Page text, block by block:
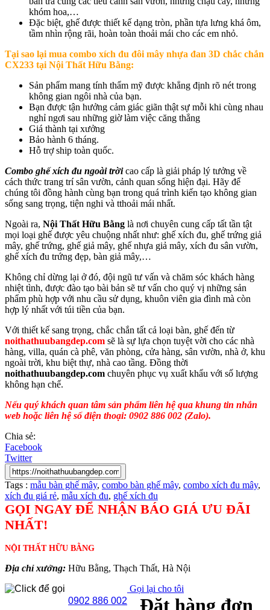
khóm hoa,…
Đặc biệt, ghế được thiết kế dạng tròn, phần tựa lưng khá ôm,
tầm nhìn rộng rãi, hoàn toàn thoải mái cho các em nhỏ.
Tại sao lại mua combo xích đu đôi mây nhựa đan 3D chắc chắn
CX233 tại Nội Thất Hữu Bằng:
Sản phẩm mang tính thẩm mỹ được khẳng định rõ nét trong
không gian ngôi nhà của bạn.
Bạn được tận hưởng cảm giác giãn thật sự mỗi khi cùng nhau
nghỉ ngơi sau những giờ làm việc căng thẳng
Giá thành tại xưởng
Bảo hành 6 tháng.
Hỗ trợ ship toàn quốc.
Combo ghế xích đu ngoài trờicao cấp là giải pháp lý tưởng về
cách thức trang trí sân vườn, cảnh quan sống hiện đại. Hãy để
chúng tôi đồng hành cùng bạn trong quá trình kiến tạo không gian
sống sang trọng, tiện nghi và tthoải mái nhất.
Ngoài ra, Nội Thất Hữu Bằng là nơi chuyên cung cấp tất tần tật
mọi loại ghế được yêu chuộng nhất như: ghế xích đu, ghế trứng giả
mây, ghế trứng, ghế giả mây, ghế nhựa giả mây, xích đu sân vườn,
ghế xích đu trứng đẹp, bàn giả mây,…
Không chỉ dừng lại ở đó, đội ngũ tư vấn và chăm sóc khách hàng
nhiệt tình, được đào tạo bài bản sẽ tư vấn cho quý vị những sản
phẩm phù hợp với nhu cầu sử dụng, khuôn viên gia đình mà còn
hợp lý nhất với túi tiền của bạn.
Với thiết kế sang trọng, chắc chắn tất cả loại bàn, ghế đến từ
noithathuubangdep.com sẽ là sự lựa chọn tuyệt vời cho các nhà
hàng, villa, quán cà phê, văn phòng, cửa hàng, sân vườn, nhà ở, khu
ngoài trời, khu biệt thự, nhà cao tầng. Đồng thời
noithathuubangdep.com chuyên phục vụ xuất khẩu với số lượng
không hạn chế.
Nếu quý khách quan tâm sản phẩm liên hệ qua khung tin nhắn
web hoặc liên hệ số điện thoại: 0902 886 002 (Zalo).
Chia sẻ:
Facebook
Twitter
Tags : mẫu bàn ghế mây, combo bàn ghế mây, combo xích đu mây,
xích đu giá rẻ, mẫu xích đu, ghế xích đu
GỌI NGAY ĐỂ NHẬN BÁO GIÁ ƯU ĐÃI
NHẤT!
NỘI THẤT HỮU BẰNG
Địa chỉ xưởng: Hữu Bằng, Thạch Thất, Hà Nội
0902 886 002
Gọi lại cho tôi
Đặt hàng đơn